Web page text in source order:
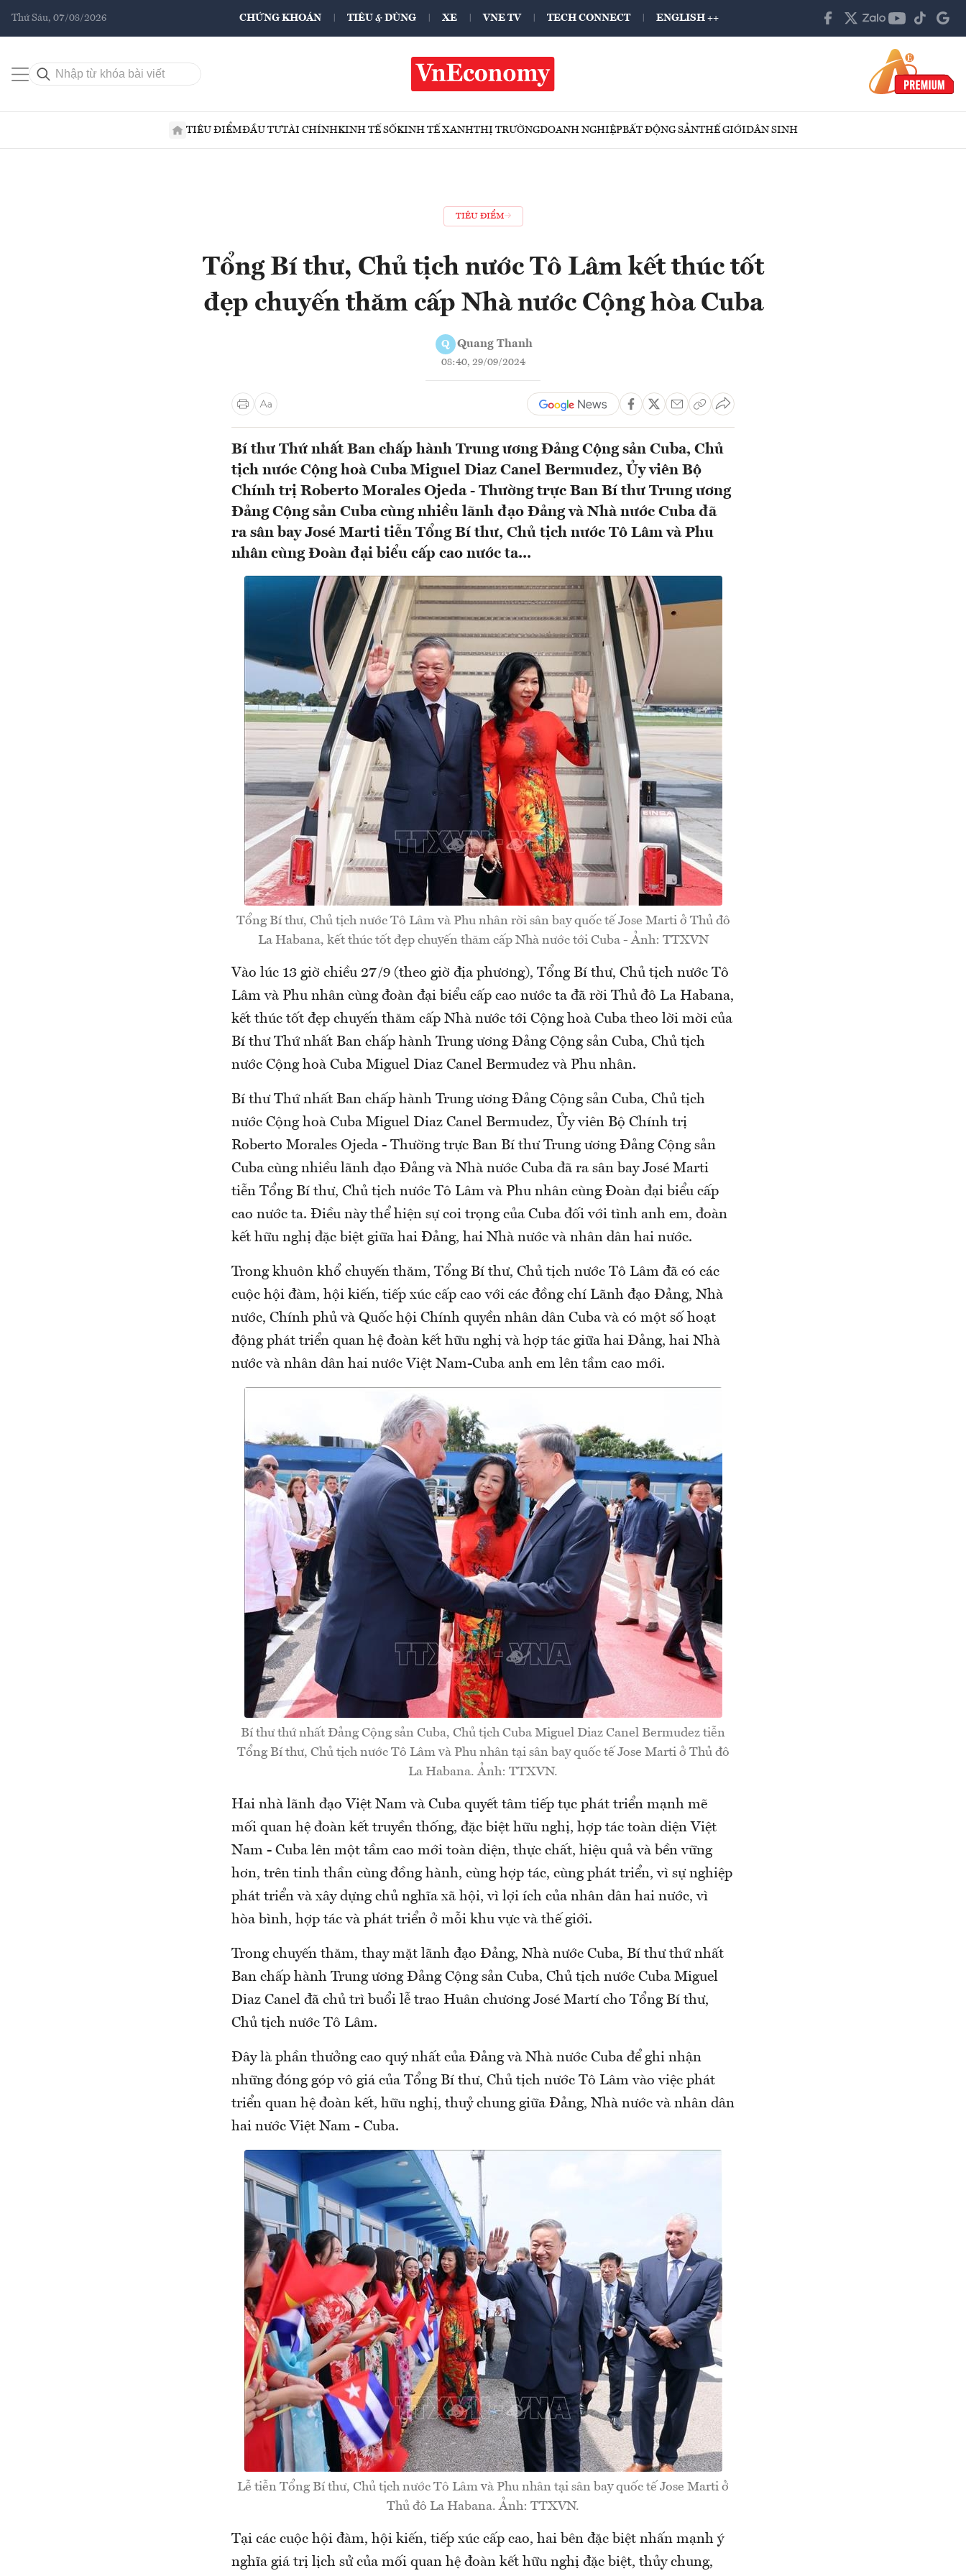
Thứ Sáu, 07/08/2026 CHỨNG KHOÁN TIÊU & DÙNG XE VNE TV TECH CONNECT ENGLISH ++
TIÊU ĐIỂMĐẦU TƯTÀI CHÍNHKINH TẾ SỐKINH TẾ XANHTHỊ TRƯỜNGDOANH NGHIỆPBẤT ĐỘNG SẢNTHẾ GIỚIDÂN SINH
TIÊU ĐIỂM
Tổng Bí thư, Chủ tịch nước Tô Lâm kết thúc tốt
đẹp chuyến thăm cấp Nhà nước Cộng hòa Cuba
Q Quang Thanh
08:40, 29/09/2024
Bí thư Thứ nhất Ban chấp hành Trung ương Đảng Cộng sản Cuba, Chủ
tịch nước Cộng hoà Cuba Miguel Diaz Canel Bermudez, Ủy viên Bộ
Chính trị Roberto Morales Ojeda - Thường trực Ban Bí thư Trung ương
Đảng Cộng sản Cuba cùng nhiều lãnh đạo Đảng và Nhà nước Cuba đã
ra sân bay José Marti tiễn Tổng Bí thư, Chủ tịch nước Tô Lâm và Phu
nhân cùng Đoàn đại biểu cấp cao nước ta...
Tổng Bí thư, Chủ tịch nước Tô Lâm và Phu nhân rời sân bay quốc tế Jose Marti ở Thủ đô
La Habana, kết thúc tốt đẹp chuyến thăm cấp Nhà nước tới Cuba - Ảnh: TTXVN
Vào lúc 13 giờ chiều 27/9 (theo giờ địa phương), Tổng Bí thư, Chủ tịch nước Tô
Lâm và Phu nhân cùng đoàn đại biểu cấp cao nước ta đã rời Thủ đô La Habana,
kết thúc tốt đẹp chuyến thăm cấp Nhà nước tới Cộng hoà Cuba theo lời mời của
Bí thư Thứ nhất Ban chấp hành Trung ương Đảng Cộng sản Cuba, Chủ tịch
nước Cộng hoà Cuba Miguel Diaz Canel Bermudez và Phu nhân.
Bí thư Thứ nhất Ban chấp hành Trung ương Đảng Cộng sản Cuba, Chủ tịch
nước Cộng hoà Cuba Miguel Diaz Canel Bermudez, Ủy viên Bộ Chính trị
Roberto Morales Ojeda - Thường trực Ban Bí thư Trung ương Đảng Cộng sản
Cuba cùng nhiều lãnh đạo Đảng và Nhà nước Cuba đã ra sân bay José Marti
tiễn Tổng Bí thư, Chủ tịch nước Tô Lâm và Phu nhân cùng Đoàn đại biểu cấp
cao nước ta. Điều này thể hiện sự coi trọng của Cuba đối với tình anh em, đoàn
kết hữu nghị đặc biệt giữa hai Đảng, hai Nhà nước và nhân dân hai nước.
Trong khuôn khổ chuyến thăm, Tổng Bí thư, Chủ tịch nước Tô Lâm đã có các
cuộc hội đàm, hội kiến, tiếp xúc cấp cao với các đồng chí Lãnh đạo Đảng, Nhà
nước, Chính phủ và Quốc hội Chính quyền nhân dân Cuba và có một số hoạt
động phát triển quan hệ đoàn kết hữu nghị và hợp tác giữa hai Đảng, hai Nhà
nước và nhân dân hai nước Việt Nam-Cuba anh em lên tầm cao mới.
Bí thư thứ nhất Đảng Cộng sản Cuba, Chủ tịch Cuba Miguel Diaz Canel Bermudez tiễn
Tổng Bí thư, Chủ tịch nước Tô Lâm và Phu nhân tại sân bay quốc tế Jose Marti ở Thủ đô
La Habana. Ảnh: TTXVN.
Hai nhà lãnh đạo Việt Nam và Cuba quyết tâm tiếp tục phát triển mạnh mẽ
mối quan hệ đoàn kết truyền thống, đặc biệt hữu nghị, hợp tác toàn diện Việt
Nam - Cuba lên một tầm cao mới toàn diện, thực chất, hiệu quả và bền vững
hơn, trên tinh thần cùng đồng hành, cùng hợp tác, cùng phát triển, vì sự nghiệp
phát triển và xây dựng chủ nghĩa xã hội, vì lợi ích của nhân dân hai nước, vì
hòa bình, hợp tác và phát triển ở mỗi khu vực và thế giới.
Trong chuyến thăm, thay mặt lãnh đạo Đảng, Nhà nước Cuba, Bí thư thứ nhất
Ban chấp hành Trung ương Đảng Cộng sản Cuba, Chủ tịch nước Cuba Miguel
Diaz Canel đã chủ trì buổi lễ trao Huân chương José Martí cho Tổng Bí thư,
Chủ tịch nước Tô Lâm.
Đây là phần thưởng cao quý nhất của Đảng và Nhà nước Cuba để ghi nhận
những đóng góp vô giá của Tổng Bí thư, Chủ tịch nước Tô Lâm vào việc phát
triển quan hệ đoàn kết, hữu nghị, thuỷ chung giữa Đảng, Nhà nước và nhân dân
hai nước Việt Nam - Cuba.
Lễ tiễn Tổng Bí thư, Chủ tịch nước Tô Lâm và Phu nhân tại sân bay quốc tế Jose Marti ở
Thủ đô La Habana. Ảnh: TTXVN.
Tại các cuộc hội đàm, hội kiến, tiếp xúc cấp cao, hai bên đặc biệt nhấn mạnh ý
nghĩa giá trị lịch sử của mối quan hệ đoàn kết hữu nghị đặc biệt, thủy chung,